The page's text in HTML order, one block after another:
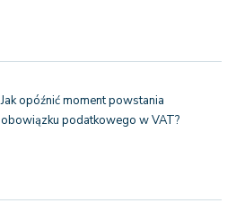
Jak opóźnić moment powstania
obowiązku podatkowego w VAT?